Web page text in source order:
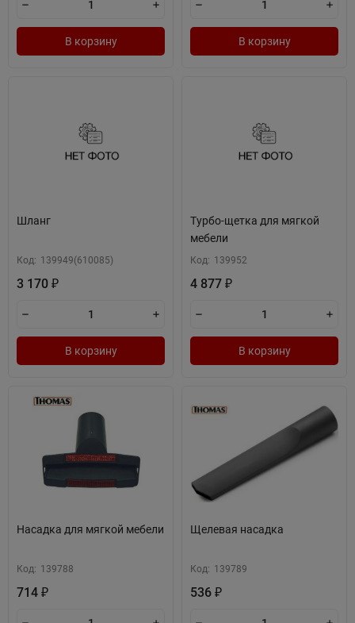
В корзину В корзину
Шланг
Код: 139949(610085)
3 170 ₽
В корзину
Турбо-щетка для мягкой
мебели
Код: 139952
4 877 ₽
В корзину
Насадка для мягкой мебели
Код: 139788
714 ₽
Щелевая насадка
Код: 139789
536 ₽